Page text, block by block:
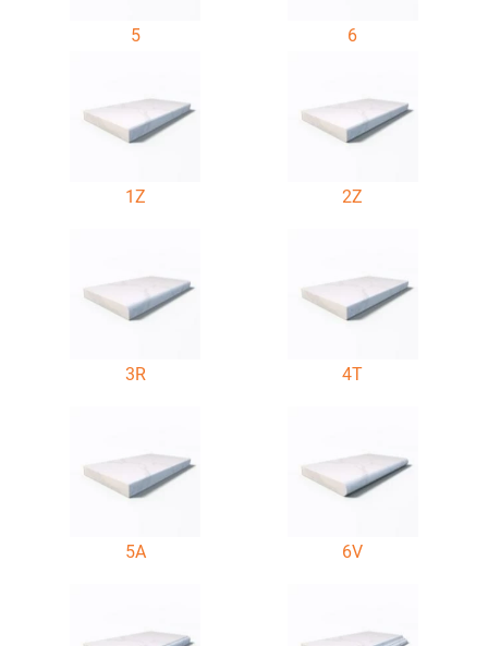
5 6
1Z 2Z
3R 4T
5A 6V